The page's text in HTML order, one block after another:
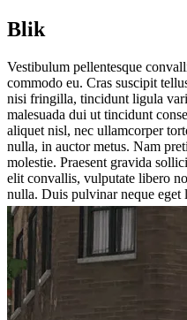
Blik
Vestibulum pellentesque
commodo eu. Cras suscipit
nisi fringilla, tincidunt ligula
malesuada dui ut tincidunt
aliquet nisl, nec ullamcorper
nulla, in auctor metus. Nam
molestie. Praesent gravida
elit convallis, vulputate libero
nulla. Duis pulvinar neque eget
Home